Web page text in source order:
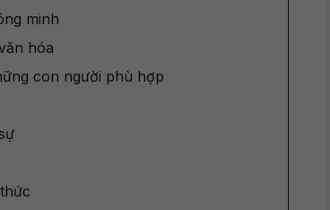
minh
hóa
con người phù hợp